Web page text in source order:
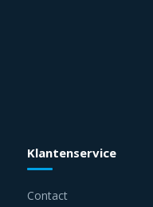
Klantenservice
Contact